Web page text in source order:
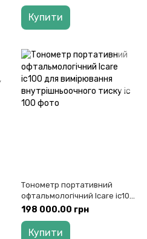
Купити
Тонометр портативний
офтальмологічний Icare ic100
для вимірювання
198 000.00 грн
Купити